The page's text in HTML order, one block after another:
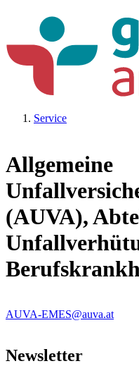
Service
Allgemeine
(AUVA),
AUVA-EMES@auva.at
Newsletter